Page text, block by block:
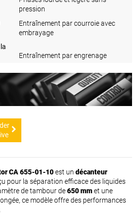
pression
Entraînement par courroie avec
embrayage
Entraînement par engrenage
CA 655-01-10est un décanteur
pour la séparation efficace des liquides
de tambour de650 mmet une
ce modèle offre des performances